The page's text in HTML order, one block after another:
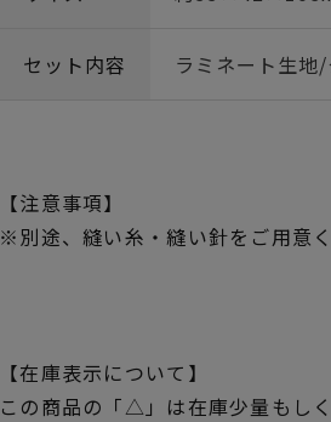
セット内容 ラミネート生地
【注意事項】
※別途、縫い糸・縫い針をご用意く
【在庫表示について】
この商品の「△」は在庫少量もし